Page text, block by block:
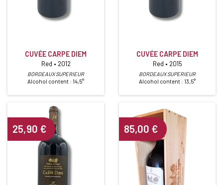
CUVÉE CARPE DIEM
Red • 2012
BORDEAUX SUPERIEUR
Alcohol content : 14,5°
CUVÉE CARPE DIEM
Red • 2015
BORDEAUX SUPERIEUR
Alcohol content : 13,5°
25,90 € 85,00 €